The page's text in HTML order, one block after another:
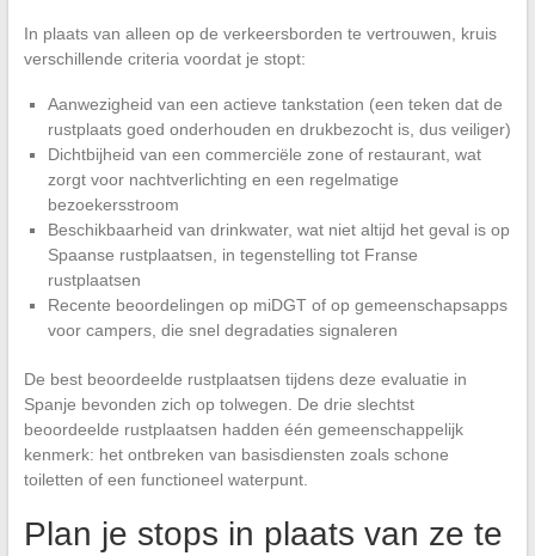
In plaats van alleen op de verkeersborden te vertrouwen, kruis
verschillende criteria voordat je stopt:
Aanwezigheid van een actieve tankstation (een teken dat de
rustplaats goed onderhouden en drukbezocht is, dus veiliger)
Dichtbijheid van een commerciële zone of restaurant, wat
zorgt voor nachtverlichting en een regelmatige
bezoekersstroom
Beschikbaarheid van drinkwater, wat niet altijd het geval is op
Spaanse rustplaatsen, in tegenstelling tot Franse
rustplaatsen
Recente beoordelingen op miDGT of op gemeenschapsapps
voor campers, die snel degradaties signaleren
De best beoordeelde rustplaatsen tijdens deze evaluatie in
Spanje bevonden zich op tolwegen. De drie slechtst
beoordeelde rustplaatsen hadden één gemeenschappelijk
kenmerk: het ontbreken van basisdiensten zoals schone
toiletten of een functioneel waterpunt.
Plan je stops in plaats van ze te